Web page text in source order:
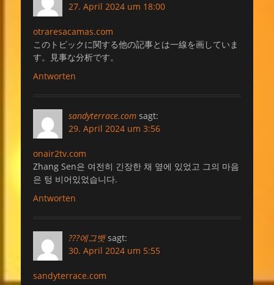
27. April 2024 um 18:00
otraresacamas.com
このトピックに関する他の記事とは一線を画していま
す。見事な分析です。
Antworten
sandyterrace.com sagt:
29. April 2024 um 3:56
onair2tv.com
Zhang Sen은 여전히 긴장한 채 옆에 있었고 그의 마음
은 텅 비어있었습니다.
Antworten
???에그뱃 sagt:
30. April 2024 um 5:55
sandyterrace.com